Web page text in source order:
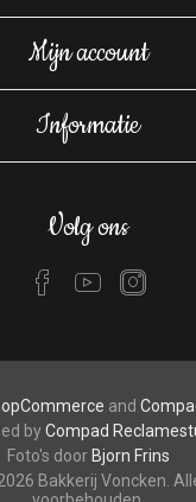
Mijn account
Informatie
Volg ons
and
byCompad
Foto's door Bjorn Frins
Bakkerij Voncken.